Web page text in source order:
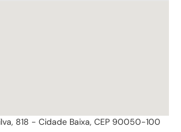
818 - Cidade Baixa, CEP 90050-100